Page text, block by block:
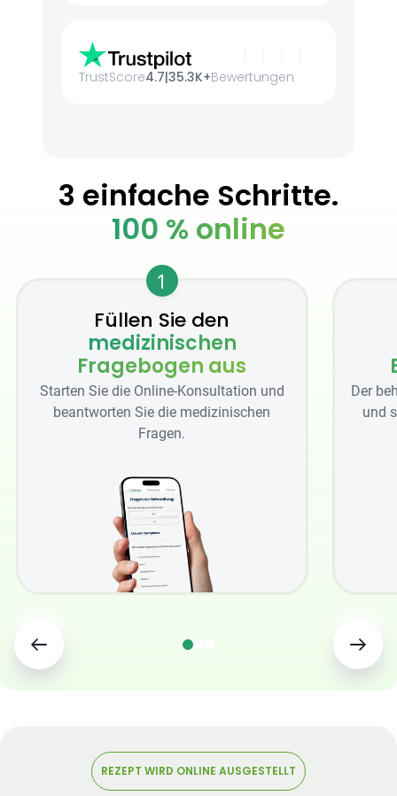
TrustScore4.7|35.3K+Bewertungen
3 einfache Schritte.
100 % online
1
Füllen Sie den
medizinischen
Fragebogen aus
Starten Sie die Online-Konsultation und
beantworten Sie die medizinischen
Fragen.
Der
und
REZEPT WIRD ONLINE AUSGESTELLT